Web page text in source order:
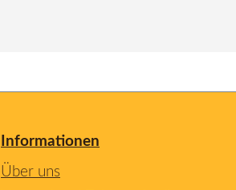
Informationen
Über uns